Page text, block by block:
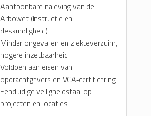
Aantoonbare naleving van de
Arbowet (instructie en
deskundigheid)
Minder ongevallen en ziekteverzuim,
hogere inzetbaarheid
Voldoen aan eisen van
opdrachtgevers en VCA‑certificering
Eenduidige veiligheidstaal op
projecten en locaties